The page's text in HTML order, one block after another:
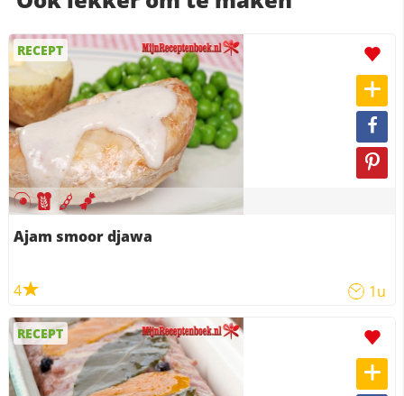
RECEPT
Ajam smoor djawa
4 1u
RECEPT